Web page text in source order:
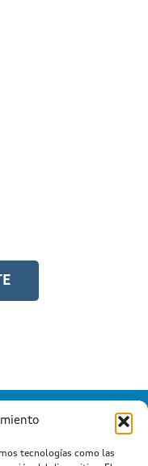
tecnologías como las